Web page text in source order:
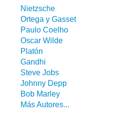
Nietzsche
Ortega y Gasset
Paulo Coelho
Oscar Wilde
Platón
Gandhi
Steve Jobs
Johnny Depp
Bob Marley
Más Autores...